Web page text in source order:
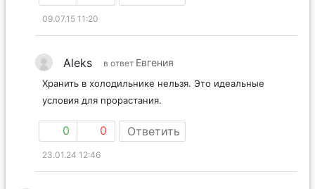
09.07.15 11:20
Aleks в ответ Евгения
Хранить в холодильнике нельзя. Это идеальные
условия для прорастания.
0 0 Ответить
23.01.24 12:46